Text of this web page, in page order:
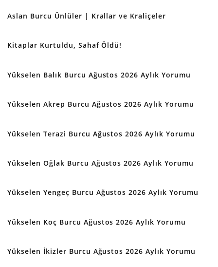
Aslan Burcu Ünlüler | Krallar ve Kraliçeler
Kitaplar Kurtuldu, Sahaf Öldü!
Yükselen Balık Burcu Ağustos 2026 Aylık Yorumu
Yükselen Akrep Burcu Ağustos 2026 Aylık Yorumu
Yükselen Terazi Burcu Ağustos 2026 Aylık Yorumu
Yükselen Oğlak Burcu Ağustos 2026 Aylık Yorumu
Yükselen Yengeç Burcu Ağustos 2026 Aylık Yorumu
Yükselen Koç Burcu Ağustos 2026 Aylık Yorumu
Yükselen İkizler Burcu Ağustos 2026 Aylık Yorumu